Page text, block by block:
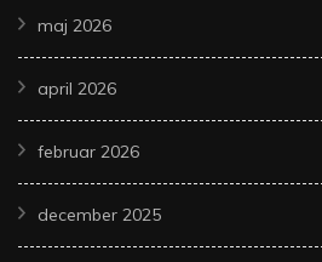
maj 2026
april 2026
februar 2026
december 2025